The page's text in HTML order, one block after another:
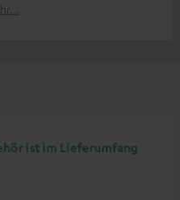
ist im Lieferumfang